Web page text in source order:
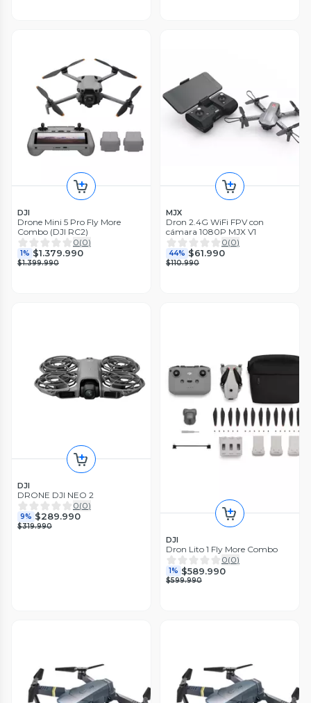
DJI
Drone Mini 5 Pro Fly More
Combo (DJI RC2)
0(0)
1% $1.379.990
$1.399.990
MJX
Dron 2.4G WiFi FPV con
cámara 1080P MJX V1
0(0)
44% $61.990
$110.990
DJI
DRONE DJI NEO 2
0(0)
9% $289.990
$319.990
DJI
Dron Lito 1 Fly More Combo
0(0)
1% $589.990
$599.990